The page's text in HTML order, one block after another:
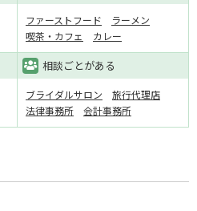
ファーストフード
ラーメン
喫茶・カフェ
カレー
相談ごとがある
ブライダルサロン
旅行代理店
法律事務所
会計事務所